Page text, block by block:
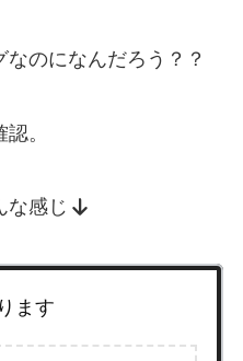
のになんだろう？？
。
な感じ
ます